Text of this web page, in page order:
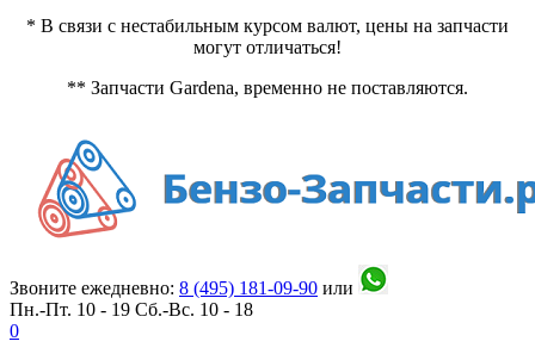
* В связи с нестабильным курсом валют, цены на запчасти
могут отличаться!
** Запчасти Gardena, временно не поставляются.
Звоните ежедневно: 8 (495) 181-09-90 или
Пн.-Пт. 10 - 19 Сб.-Вс. 10 - 18
0